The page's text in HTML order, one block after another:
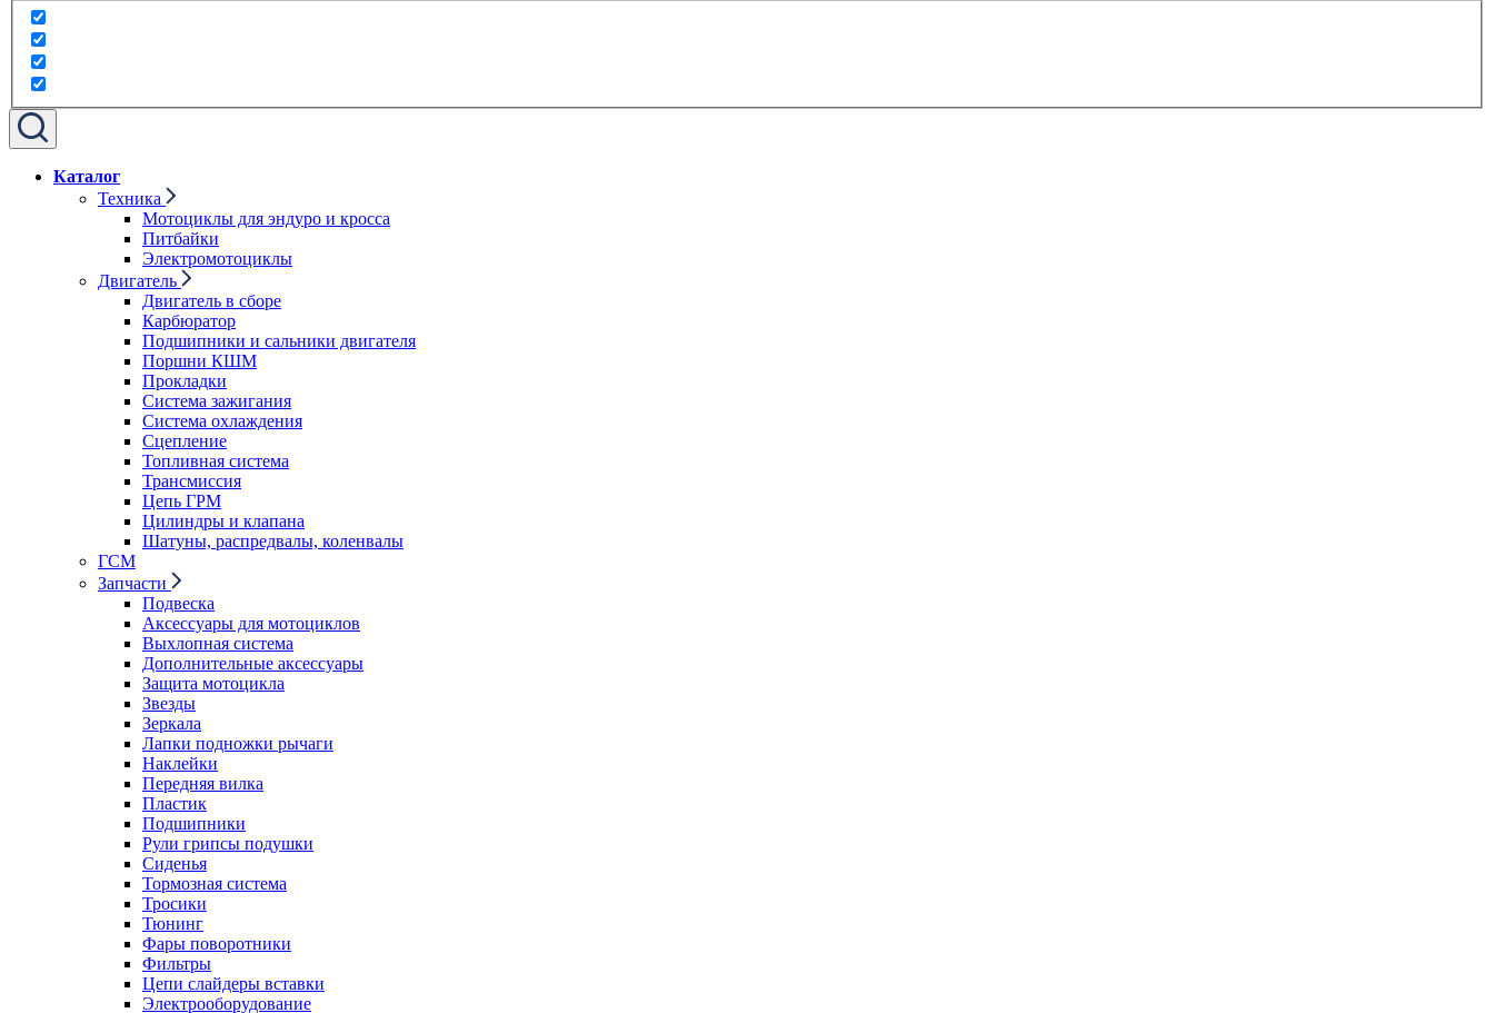
Каталог
Техника
Мотоциклы для эндуро и кросса
Питбайки
Электромотоциклы
Двигатель
Двигатель в сборе
Карбюратор
Подшипники и сальники двигателя
Поршни КШМ
Прокладки
Система зажигания
Система охлаждения
Сцепление
Топливная система
Трансмиссия
Цепь ГРМ
Цилиндры и клапана
Шатуны, распредвалы, коленвалы
ГСМ
Запчасти
Подвеска
Аксессуары для мотоциклов
Выхлопная система
Дополнительные аксессуары
Защита мотоцикла
Звезды
Зеркала
Лапки подножки рычаги
Наклейки
Передняя вилка
Пластик
Подшипники
Рули грипсы подушки
Сиденья
Тормозная система
Тросики
Тюнинг
Фары поворотники
Фильтры
Цепи слайдеры вставки
Электрооборудование